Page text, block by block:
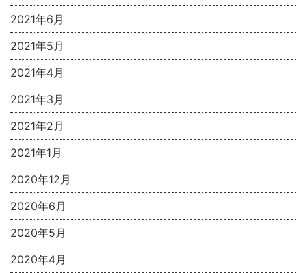
2021年6月
2021年5月
2021年4月
2021年3月
2021年2月
2021年1月
2020年12月
2020年6月
2020年5月
2020年4月